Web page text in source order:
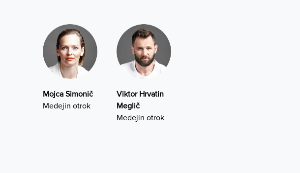
Mojca Simonič
Medejin otrok
Viktor Hrvatin
Meglič
Medejin otrok